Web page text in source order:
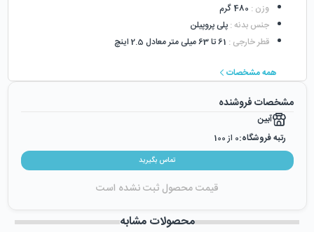
وزن : 480 گرم
جنس بدنه: پلی پروپیلن
قطر خارجی : 61 تا 63 میلی متر معادل 2.5 اینچ
همه مشخصات
مشخصات فروشنده
آبین
رتبه فروشگاه:0 از 100
زمان ایجاد فروشگاه :دوشنبه ۱۵ آبان ۱۳۹۶
تماس بگیرید
قیمت محصول ثبت نشده است
محصولات مشابه